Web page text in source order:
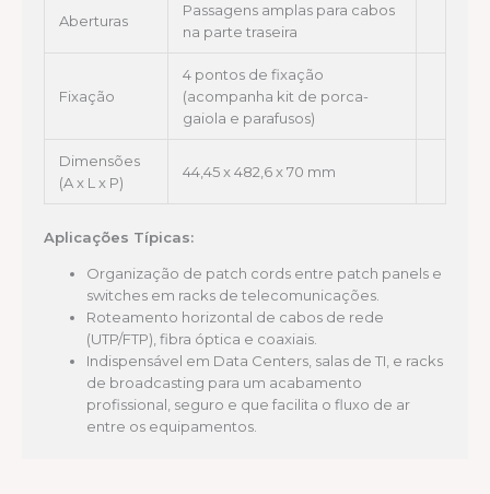
Aberturas
Passagens amplas para cabos
na parte traseira
Fixação
4 pontos de fixação
(acompanha kit de porca-
gaiola e parafusos)
Dimensões
(A x L x P)
44,45 x 482,6 x 70 mm
Aplicações Típicas:
Organização de patch cords entre patch panels e
switches em racks de telecomunicações.
Roteamento horizontal de cabos de rede
(UTP/FTP), fibra óptica e coaxiais.
Indispensável em Data Centers, salas de TI, e racks
de broadcasting para um acabamento
profissional, seguro e que facilita o fluxo de ar
entre os equipamentos.